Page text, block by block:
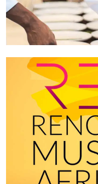
VIEW PROJECT
VIEW PROJECT
Conseil Stratégique